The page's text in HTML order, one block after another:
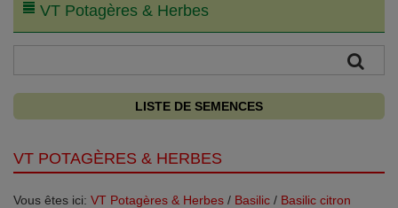
VT Potagères & Herbes
LISTE DE SEMENCES
VT POTAGÈRES & HERBES
Vous êtes ici: VT Potagères & Herbes / Basilic / Basilic citron